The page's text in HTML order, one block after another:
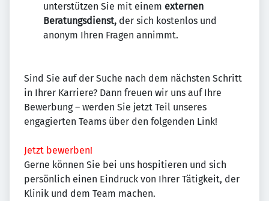
unterstützen Sie mit einem externen
Beratungsdienst, der sich kostenlos und
anonym Ihren Fragen annimmt.
Sind Sie auf der Suche nach dem nächsten Schritt
in Ihrer Karriere? Dann freuen wir uns auf Ihre
Bewerbung – werden Sie jetzt Teil unseres
engagierten Teams über den folgenden Link!
Jetzt bewerben!
Gerne können Sie bei uns hospitieren und sich
persönlich einen Eindruck von Ihrer Tätigkeit, der
Klinik und dem Team machen.